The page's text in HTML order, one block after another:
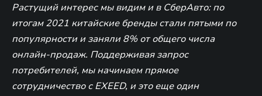
Растущий интерес мы видим и в СберАвто: по
итогам 2021 китайские бренды стали пятыми по
популярности и заняли 8% от общего числа
онлайн-продаж. Поддерживая запрос
потребителей, мы начинаем прямое
сотрудничество с EXEED, и это еще один